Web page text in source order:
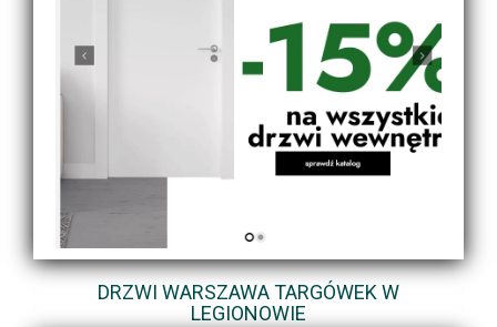
DRZWI WARSZAWA TARGÓWEK W
LEGIONOWIE